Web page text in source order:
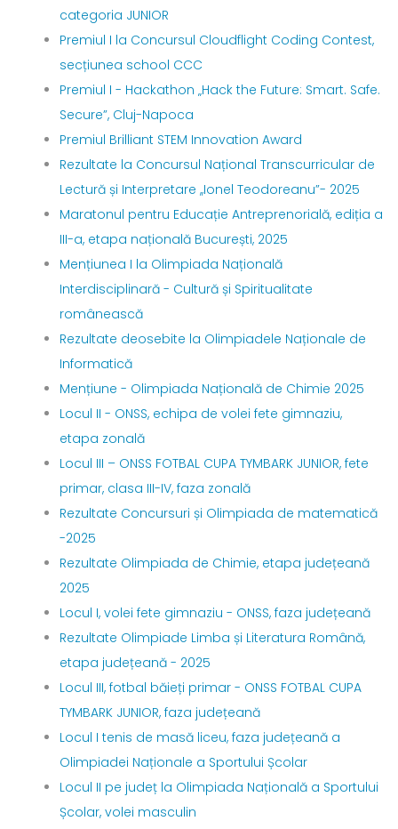
categoria JUNIOR
Premiul I la Concursul Cloudflight Coding Contest,
secțiunea school CCC
Premiul I - Hackathon „Hack the Future: Smart. Safe.
Secure”, Cluj-Napoca
Premiul Brilliant STEM Innovation Award
Rezultate la Concursul Național Transcurricular de
Lectură și Interpretare ,,Ionel Teodoreanu”- 2025
Maratonul pentru Educație Antreprenorială, ediția a
III-a, etapa națională București, 2025
Mențiunea I la Olimpiada Națională
Interdisciplinară - Cultură și Spiritualitate
românească
Rezultate deosebite la Olimpiadele Naționale de
Informatică
Mențiune - Olimpiada Națională de Chimie 2025
Locul II - ONSS, echipa de volei fete gimnaziu,
etapa zonală
Locul III – ONSS FOTBAL CUPA TYMBARK JUNIOR, fete
primar, clasa III-IV, faza zonală
Rezultate Concursuri și Olimpiada de matematică
-2025
Rezultate Olimpiada de Chimie, etapa județeană
2025
Locul I, volei fete gimnaziu - ONSS, faza județeană
Rezultate Olimpiade Limba și Literatura Română,
etapa județeană - 2025
Locul III, fotbal băieți primar - ONSS FOTBAL CUPA
TYMBARK JUNIOR, faza județeană
Locul I tenis de masă liceu, faza județeană a
Olimpiadei Naționale a Sportului Școlar
Locul II pe județ la Olimpiada Națională a Sportului
Școlar, volei masculin